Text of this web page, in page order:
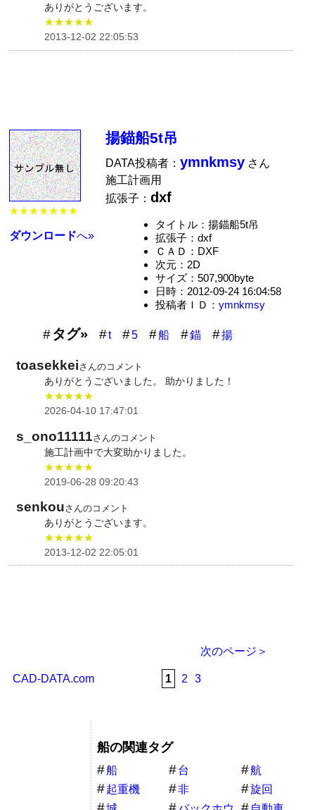
ありがとうございます。
★★★★★
2013-12-02 22:05:53
★★★★★★★
ダウンロードへ»
揚錨船5t吊
DATA投稿者：ymnkmsy さん
施工計画用
拡張子：dxf
タイトル：揚錨船5t吊
拡張子：dxf
ＣＡＤ：DXF
次元：2D
サイズ：507,900byte
日時：2012-09-24 16:04:58
投稿者ＩＤ： ymnkmsy
タグ» t 5 船 錨 揚
toasekkeiさんのコメント
ありがとうございました。 助かりました！
★★★★★
2026-04-10 17:47:01
s_ono11111さんのコメント
施工計画中で大変助かりました。
★★★★★
2019-06-28 09:20:43
senkouさんのコメント
ありがとうございます。
★★★★★
2013-12-02 22:05:01
次のページ＞
CAD-DATA.com 1 2 3
船の関連タグ
船 台
航
起重機
非
旋回